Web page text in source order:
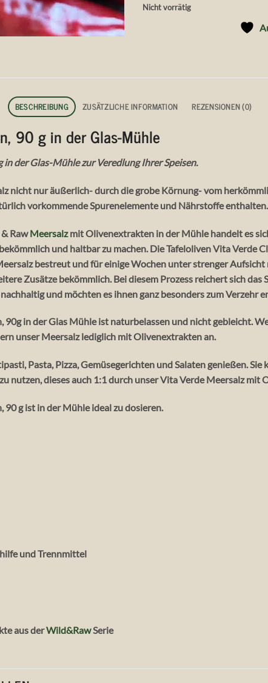
Nicht vorrätig
BESCHREIBUNG ZUSÄTZLICHE INFORMATION REZENSIONEN (0)
90 g in der Glas-Mühle
der Glas-Mühle zur Veredlung Ihrer Speisen.
nicht nur äußerlich- durch die grobe Körnung- vom
vorkommende Spurenelemente und Nährstoffe enthalten.
RawMeersalzmit Olivenextrakten in der Mühle handelt es
und haltbar zu machen. Die Tafeloliven Vita Verde
bestreut und für einige Wochen unter strenger
Zusätze bekömmlich. Bei diesem Prozess reichert sich
und möchten es ihnen ganz besonders zum Verzehr
in der Glas Mühle ist naturbelassen und nicht gebleicht.
unser Meersalz lediglich mit Olivenextrakten an.
Pasta, Pizza, Gemüsegerichten und Salaten genießen. Sie
nutzen, dieses auch 1:1 durch unser Vita Verde Meersalz mit
g ist in der Mühle ideal zu dosieren.
und Trennmittel
aus derWild&RawSerie